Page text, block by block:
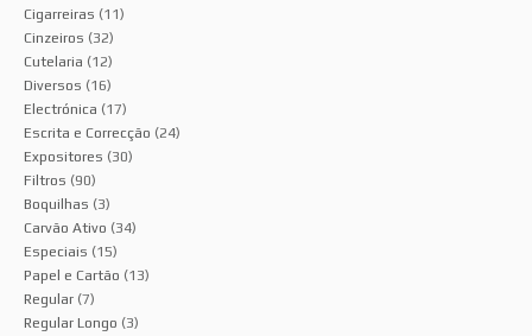
Cigarreiras (11)
Cinzeiros (32)
Cutelaria (12)
Diversos (16)
Electrónica (17)
Escrita e Correcção (24)
Expositores (30)
Filtros (90)
Boquilhas (3)
Carvão Ativo (34)
Especiais (15)
Papel e Cartão (13)
Regular (7)
Regular Longo (3)